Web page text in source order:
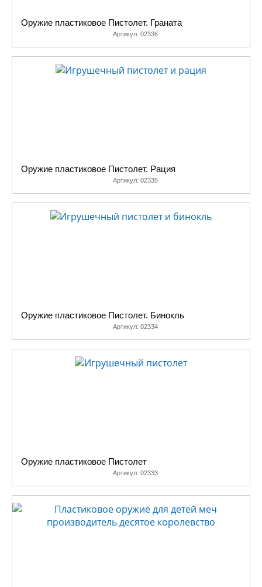
Оружие пластиковое Пистолет. Граната
Артикул: 02336
Оружие пластиковое Пистолет. Рация
Артикул: 02335
Оружие пластиковое Пистолет. Бинокль
Артикул: 02334
Оружие пластиковое Пистолет
Артикул: 02333